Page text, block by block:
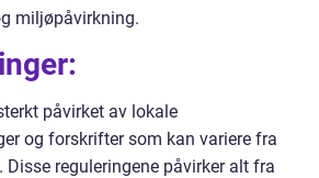
miljøpåvirkning.
påvirket av lokale
og forskrifter som kan variere fra
reguleringene påvirker alt fra